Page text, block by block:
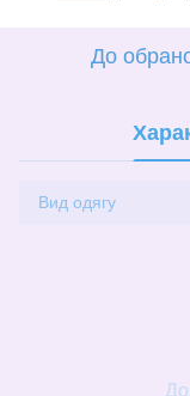
До
Вид одягу